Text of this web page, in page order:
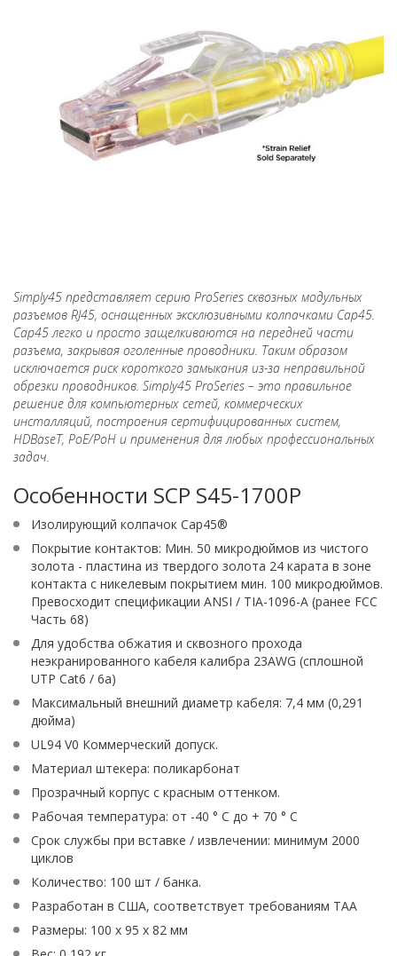
Simply45 представляет серию ProSeries сквозных модульных
разъемов RJ45, оснащенных эксклюзивными колпачками Cap45.
Cap45 легко и просто защелкиваются на передней части
разъема, закрывая оголенные проводники. Таким образом
исключается риск короткого замыкания из-за неправильной
обрезки проводников. Simply45 ProSeries – это правильное
решение для компьютерных сетей, коммерческих
инсталляций, построения сертифицированных систем,
HDBaseT, PoE/PoH и применения для любых профессиональных
задач.
Особенности SCP S45-1700P
Изолирующий колпачок Cap45®
Покрытие контактов: Мин. 50 микродюймов из чистого
золота - пластина из твердого золота 24 карата в зоне
контакта с никелевым покрытием мин. 100 микродюймов.
Превосходит спецификации ANSI / TIA-1096-A (ранее FCC
Часть 68)
Для удобства обжатия и сквозного прохода
неэкранированного кабеля калибра 23AWG (сплошной
UTP Cat6 / 6a)
Максимальный внешний диаметр кабеля: 7,4 мм (0,291
дюйма)
UL94 V0 Коммерческий допуск.
Материал штекера: поликарбонат
Прозрачный корпус с красным оттенком.
Рабочая температура: от -40 ° C до + 70 ° C
Срок службы при вставке / извлечении: минимум 2000
циклов
Количество: 100 шт / банка.
Разработан в США, соответствует требованиям TAA
Размеры: 100 x 95 x 82 мм